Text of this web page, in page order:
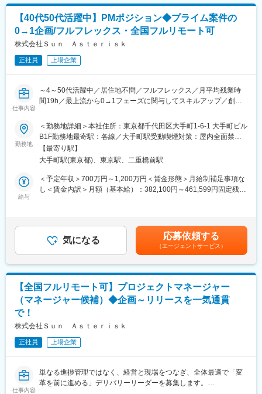
の信頼を得て現在まで33期連続の無借金・黒字経営を続けていま
す。社員ファーストの会社で、規模拡大も堅実に進め、事業を拡
大してきております。
変更の範囲：本文参照
（2）事業成長に直結する戦略的プロジェクト計画の立案と推進
・QCD（品質・コスト・納期）の全てを統括し、プロジェクトの
全体計画策定から、実現性の高いプロセス設計、及びその推進や
進捗・変更管理等まで一貫してオーナーシップを発揮。
・日本とベトナムを跨ぐ多様なプロフェッショナルチーム（エン
ジニア、ビジネスコンサル、クリエイター等）を、最適なチーム
明確化することで、最大限の成果を引き出す
（4）技術と品質の卓越性を追求
フェーズまでの品質管理、リリース計画策定・実行まで、開発全
体を俯瞰し、高品質なプロダクトをデリバリー。テスト工程の深
い理解と品質保証活動の徹底。
（5）事業創出と組織進化への貢献
件の課題分析とプロセス再構築、次世代PMの育成をリードし、組
織全体のPMケイパビリティ向上を通じて、Sun*組織の収益貢献
◎顧客の事業成果を導く、唯一無二のPM経験
◎グローバルでプロフェッショナルとの共創環境
◎「自己決定権」を最大化し、成果にコミットする働き方
変更の範囲：会社の定める業務
【40代50代活躍中】PMポジション◆プライム案件の
0→1企画/フルフレックス・全国フルリモート可
株式会社Ｓｕｎ Ａｓｔｅｒｉｓｋ
正社員 上場企業
仕事内容
～4～50代活躍中／居住地不問／フルフレックス／月平均残業時
間19h／最上流から0→1フェーズに関与してスキルアップ／創業
■業務内容
顧客の事業成果へ向けたプロジェクトの推進を、小～中規模案件
のPMや、大規模案件におけるPL（プロジェクトリーダー）やサ
ブリーダーとして行っていただきます。（ポジションは経験を踏
まえ応相談）配下のメンバーは5名以上10名未満を想定していま
す。
ビジネス・テック・クリエイティブのプロフェッショナル集団、
■具体的なミッション
（1）プロジェクト計画に基づいた推進と管理
（2）顧客・ステークホルダーとの円滑なコミュニケーション
・顧客からの要件ヒアリング、進捗報告、課題連携など、プロジ
があれば積極的に内容を確認し、解決を試みます。
・日本とベトナムを跨ぐ開発チームと密接に連携し、開発タスク
（4）業務整理とプロセス改善への貢献
・既存業務の効率化や、プロジェクトの課題分析を通じて、より
勤務地
＜勤務地詳細＞本社住所：東京都千代田区大手町1-6-1 大手町ビル
B1F勤務地最寄駅：各線／大手町駅受動喫煙対策：屋内全面禁煙
変更の範囲：会社の定める事業所（リモートワーク含む）
【最寄り駅】
大手町駅(東京都)、東京駅、二重橋前駅
給与
＜予定年収＞700万円～1,200万円＜賃金形態＞月給制補足事項な
し＜賃金内訳＞月額（基本給）：382,100円～461,599円固定残業
給与補足＞■その他固定手当：職務手当（120,400円）■昇給：年1
回■賞与：年2回賃金はあくまでも目安の金額であり、選考を通じ
て上下する可能性があります。月給(月額)は固定手当を含めた表記
です。
気になる 応募依頼する
（エージェントサービス）
【全国フルリモート可】プロジェクトマネージャー
（マネージャー候補）◆企画～リリースを一気通貫
で！
株式会社Ｓｕｎ Ａｓｔｅｒｉｓｋ
正社員 上場企業
仕事内容
単なる進捗管理ではなく、経営と現場をつなぎ、全体最適で「変
革を前に進める」デリバリーリーダーを募集します。